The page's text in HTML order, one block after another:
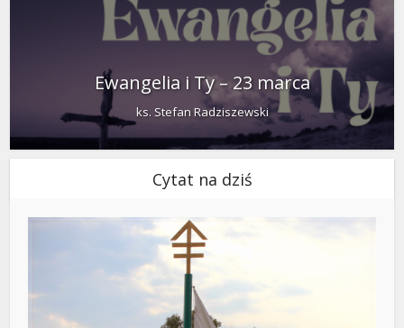
Ewangelia i Ty – 23 marca
ks. Stefan Radziszewski
Cytat na dziś